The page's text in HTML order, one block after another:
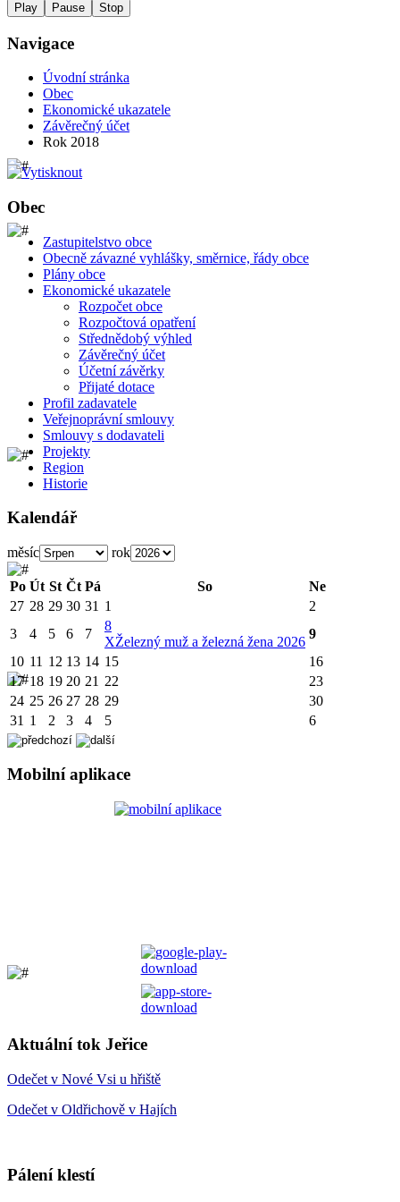
Play Pause Stop
Navigace
Úvodní stránka
Obec
Ekonomické ukazatele
Závěrečný účet
Rok 2018
Obec
Zastupitelstvo obce
Obecně závazné vyhlášky, směrnice, řády obce
Plány obce
Ekonomické ukazatele
Rozpočet obce
Rozpočtová opatření
Střednědobý výhled
Závěrečný účet
Účetní závěrky
Přijaté dotace
Profil zadavatele
Veřejnoprávní smlouvy
Smlouvy s dodavateli
Projekty
Region
Historie
Kalendář
měsíc rok
Po Út St Čt Pá So
Ne
27 28 29 30 31 1
2
3
4 5 6 7
8
XŽelezný muž a železná žena 2026
9
10 11 12 13 14 15
16
17 18 19 20 21 22
23
24 25 26 27 28 29
30
31 1 2 3 4 5 6
Mobilní aplikace
Aktuální tok Jeřice
Odečet v Nové Vsi u hřiště
Odečet v Oldřichově v Hajích
Pálení klestí